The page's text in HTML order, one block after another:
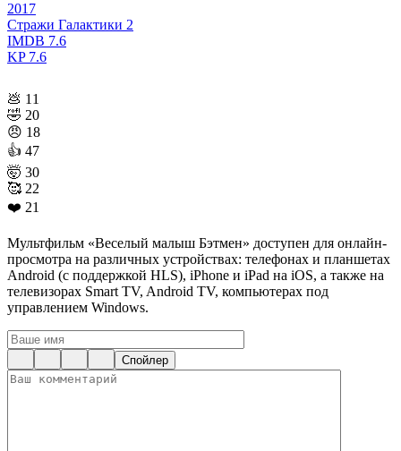
2017
Стражи Галактики 2
IMDB 7.6
KP7.6
💩 11
🤣 20
😠 18
👍 47
🤯 30
🥰 22
❤️ 21
Мультфильм «Веселый малыш Бэтмен» доступен для онлайн-
просмотра на различных устройствах: телефонах и планшетах
Android (с поддержкой HLS), iPhone и iPad на iOS, а также на
телевизорах Smart TV, Android TV, компьютерах под
управлением Windows.
Спойлер